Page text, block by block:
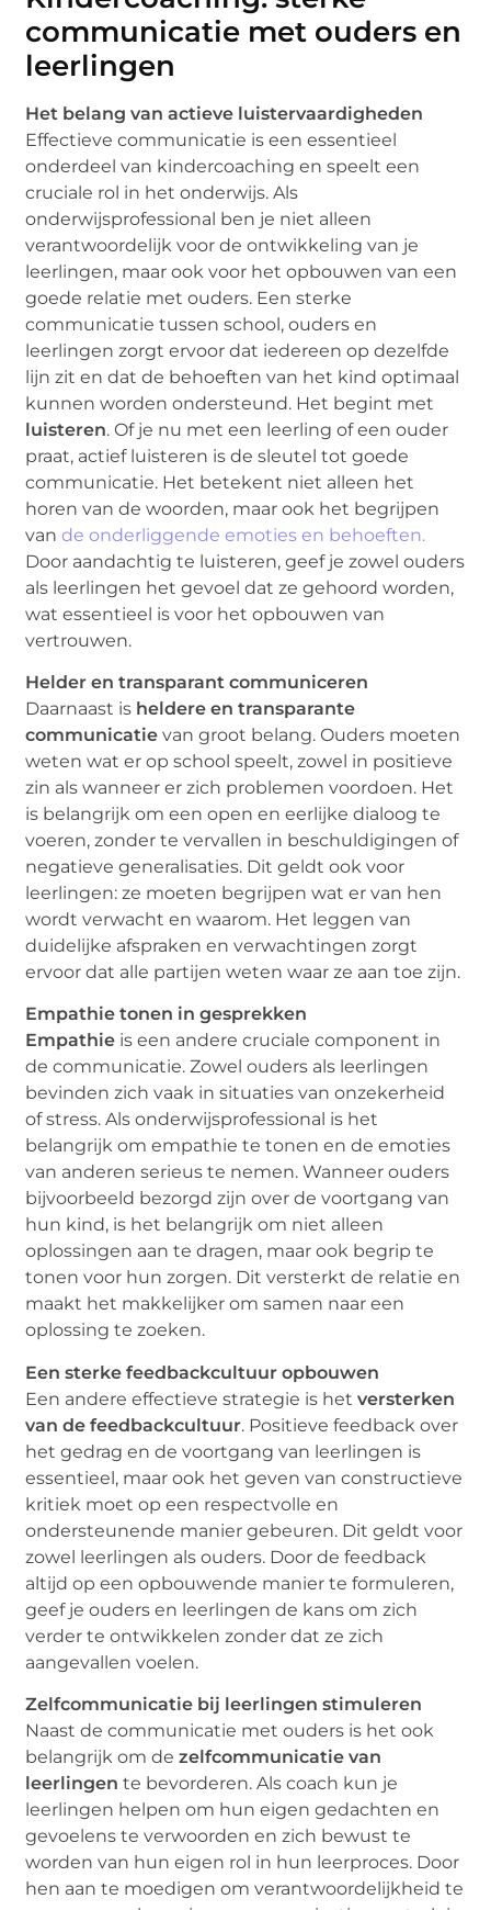
communicatie met ouders en
leerlingen
Het belang van actieve luistervaardigheden
Effectieve communicatie is een essentieel
onderdeel van kindercoaching en speelt een
cruciale rol in het onderwijs. Als
onderwijsprofessional ben je niet alleen
verantwoordelijk voor de ontwikkeling van je
leerlingen, maar ook voor het opbouwen van een
goede relatie met ouders. Een sterke
communicatie tussen school, ouders en
leerlingen zorgt ervoor dat iedereen op dezelfde
lijn zit en dat de behoeften van het kind optimaal
kunnen worden ondersteund. Het begint met
luisteren. Of je nu met een leerling of een ouder
praat, actief luisteren is de sleutel tot goede
communicatie. Het betekent niet alleen het
horen van de woorden, maar ook het begrijpen
vande onderliggende emoties en behoeften.
Door aandachtig te luisteren, geef je zowel ouders
als leerlingen het gevoel dat ze gehoord worden,
wat essentieel is voor het opbouwen van
vertrouwen.
Helder en transparant communiceren
Daarnaast is heldere en transparante
communicatie van groot belang. Ouders moeten
weten wat er op school speelt, zowel in positieve
zin als wanneer er zich problemen voordoen. Het
is belangrijk om een open en eerlijke dialoog te
voeren, zonder te vervallen in beschuldigingen of
negatieve generalisaties. Dit geldt ook voor
leerlingen: ze moeten begrijpen wat er van hen
wordt verwacht en waarom. Het leggen van
duidelijke afspraken en verwachtingen zorgt
ervoor dat alle partijen weten waar ze aan toe zijn.
Empathie tonen in gesprekken
Empathie is een andere cruciale component in
de communicatie. Zowel ouders als leerlingen
bevinden zich vaak in situaties van onzekerheid
of stress. Als onderwijsprofessional is het
belangrijk om empathie te tonen en de emoties
van anderen serieus te nemen. Wanneer ouders
bijvoorbeeld bezorgd zijn over de voortgang van
hun kind, is het belangrijk om niet alleen
oplossingen aan te dragen, maar ook begrip te
tonen voor hun zorgen. Dit versterkt de relatie en
maakt het makkelijker om samen naar een
oplossing te zoeken.
Een sterke feedbackcultuur opbouwen
Een andere effectieve strategie is hetversterken
van de feedbackcultuur. Positieve feedback over
het gedrag en de voortgang van leerlingen is
essentieel, maar ook het geven van constructieve
kritiek moet op een respectvolle en
ondersteunende manier gebeuren. Dit geldt voor
zowel leerlingen als ouders. Door de feedback
altijd op een opbouwende manier te formuleren,
geef je ouders en leerlingen de kans om zich
verder te ontwikkelen zonder dat ze zich
aangevallen voelen.
Zelfcommunicatie bij leerlingen stimuleren
Naast de communicatie met ouders is het ook
belangrijk om dezelfcommunicatie van
leerlingen te bevorderen. Als coach kun je
leerlingen helpen om hun eigen gedachten en
gevoelens te verwoorden en zich bewust te
worden van hun eigen rol in hun leerproces. Door
hen aan te moedigen om verantwoordelijkheid te